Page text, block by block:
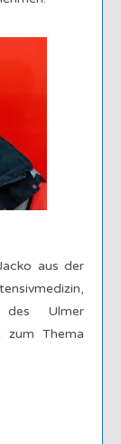
aus der
des Ulmer
zum Thema